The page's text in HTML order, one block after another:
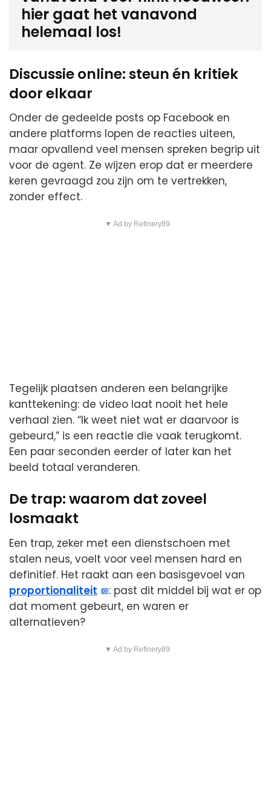
hier gaat het vanavond
helemaal los!
Discussie online: steun én kritiek
door elkaar
Onder de gedeelde posts op Facebook en
andere platforms lopen de reacties uiteen,
maar opvallend veel mensen spreken begrip uit
voor de agent. Ze wijzen erop dat er meerdere
keren gevraagd zou zijn om te vertrekken,
zonder effect.
▼ Ad by Refinery89
Tegelijk plaatsen anderen een belangrijke
kanttekening: de video laat nooit het hele
verhaal zien. “Ik weet niet wat er daarvoor is
gebeurd,” is een reactie die vaak terugkomt.
Een paar seconden eerder of later kan het
beeld totaal veranderen.
De trap: waarom dat zoveel
losmaakt
Een trap, zeker met een dienstschoen met
stalen neus, voelt voor veel mensen hard en
definitief. Het raakt aan een basisgevoel van
proportionaliteit
: past dit middel bij wat er op
dat moment gebeurt, en waren er
alternatieven?
▼ Ad by Refinery89